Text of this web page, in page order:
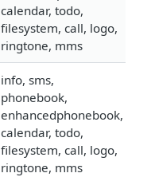
calendar, todo,
filesystem, call, logo,
ringtone, mms
info, sms,
phonebook,
enhancedphonebook,
calendar, todo,
filesystem, call, logo,
ringtone, mms